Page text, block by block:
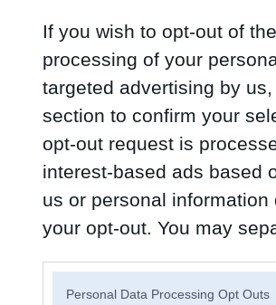
If you wish to opt-out of
processing of your
targeted advertising by
section to confirm your
opt-out request is
interest-based ads based
us or personal
your opt-out. You may
Personal Data Processing Opt Outs